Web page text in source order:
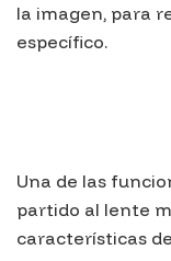
la imagen, para
específico.
Una de las
partido al lente
características